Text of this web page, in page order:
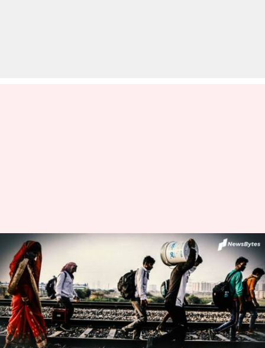
प्रवासी मजदूरों के किराये और खाने
समेत सुप्रीम कोर्ट ने राज्य सरकारों को
दिए ये आदेश
लेखन प्रमोद कुमार May 28, 2020 05:15 pm
क्या है खबर?